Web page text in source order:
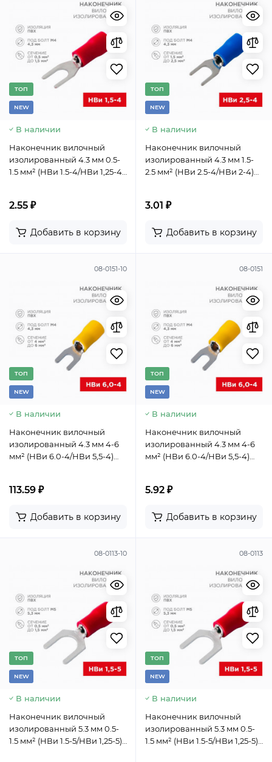
TОП
NEW
В наличии
Наконечник вилочный
изолированный 4.3 мм 0.5-
1.5 мм² (НВи 1.5-4/НВи 1,25-4)
2.55 ₽
Добавить в корзину
TОП
NEW
В наличии
Наконечник вилочный
изолированный 4.3 мм 1.5-
2.5 мм² (НВи 2.5-4/НВи 2-4)
3.01 ₽
Добавить в корзину
08-0151-10
TОП
NEW
В наличии
Наконечник вилочный
изолированный 4.3 мм 4-6
мм² (НВи 6.0-4/НВи 5,5-4)
113.59 ₽
Добавить в корзину
08-0151
TОП
NEW
В наличии
Наконечник вилочный
изолированный 4.3 мм 4-6
мм² (НВи 6.0-4/НВи 5,5-4)
5.92 ₽
Добавить в корзину
08-0113-10
TОП
NEW
В наличии
Наконечник вилочный
изолированный 5.3 мм 0.5-
1.5 мм² (НВи 1.5-5/НВи 1,25-5)
08-0113
TОП
NEW
В наличии
Наконечник вилочный
изолированный 5.3 мм 0.5-
1.5 мм² (НВи 1.5-5/НВи 1,25-5)